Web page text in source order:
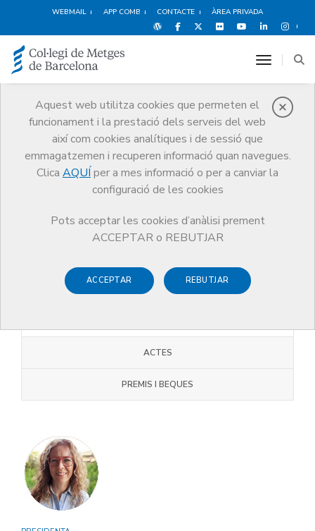
WEBMAIL APP COMB CONTACTE ÀREA PRIVADA
Aquest web utilitza cookies que permeten el
funcionament i la prestació dels serveis del web
així com cookies analítiques i de sessió que
emmagatzemen i recuperen informació quan navegues.
Clica AQUÍ per a mes informació o per a canviar la
configuració de les cookies
Pots acceptar les cookies d’anàlisi prement
ACCEPTAR o REBUTJAR
ACCEPTAR REBUTJAR
toggle
Qui som
Qui som Juntes Comarcals Alt Penedès
Juntes Comarcals
Alt Penedès
ACTES
PREMIS I BEQUES